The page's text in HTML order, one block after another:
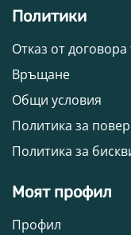
Политики
Отказ от договора
Връщане
Общи условия
Политика за
Политика за
Моят профил
Профил